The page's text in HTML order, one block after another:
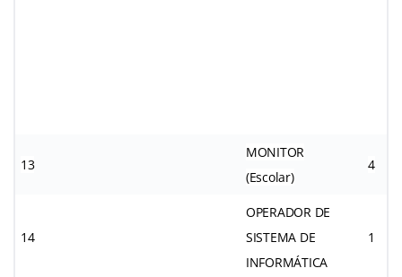
13
MONITOR
(Escolar)
4
14
OPERADOR DE
SISTEMA DE
INFORMÁTICA
1